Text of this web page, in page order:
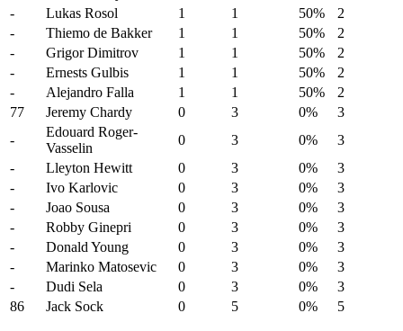
-
Lukas Rosol 1 1 50%
2
-
Thiemo de Bakker 1 1 50%
2
-
Grigor Dimitrov 1 1 50%
2
-
Ernests Gulbis 1 1 50%
2
-
Alejandro Falla 1 1 50%
2
77
Jeremy Chardy 0 3 0%
3
-
Edouard Roger-
Vasselin
0 3 0%
3
-
Lleyton Hewitt 0 3 0%
3
-
Ivo Karlovic 0 3 0%
3
-
Joao Sousa 0 3 0%
3
-
Robby Ginepri 0 3 0%
3
-
Donald Young 0 3 0%
3
-
Marinko Matosevic 0 3 0%
3
-
Dudi Sela 0 3 0%
3
86
Jack Sock 0 5 0% 5